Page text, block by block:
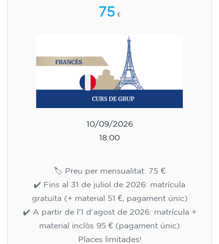
75 €
10/09/2026
18:00
🏷️ Preu per mensualitat: 75 €
✔️ Fins al 31 de juliol de 2026: matrícula
gratuïta (+ material 51 €, pagament únic)
✔️ A partir de l'1 d'agost de 2026: matrícula +
material inclòs 95 € (pagament únic)
Places limitades!